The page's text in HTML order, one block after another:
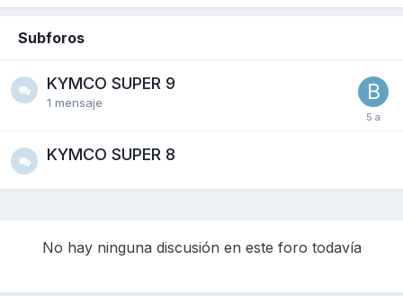
Subforos
KYMCO SUPER 9
1 mensaje
KYMCO SUPER 8
No hay ninguna discusión en este foro todavía